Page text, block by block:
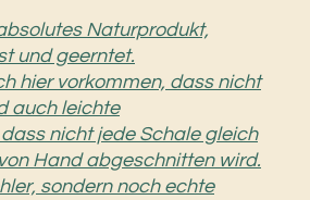
Naturprodukt,
und geerntet.
hier vorkommen, dass nicht
auch leichte
nicht jede Schale gleich
Hand abgeschnitten wird.
sondern noch echte